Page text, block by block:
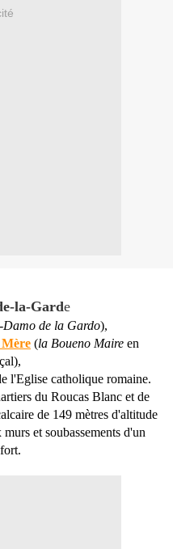
la-Garde
Damo de la Gardo),
(la Boueno Maire en
l'Eglise catholique romaine.
du Roucas Blanc et de
de 149 mètres d'altitude
et soubassements d'un